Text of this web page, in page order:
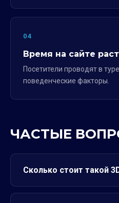
04
Время на сайте
Посетители проводят в
поведенческие факторы.
ЧАСТЫЕ
Сколько стоит такой